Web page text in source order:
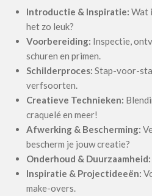
Introductie & Inspiratie: Wat
het zo leuk?
Voorbereiding: Inspectie,
schuren en primen.
Schilderproces: Stap-voor-
verfsoorten.
Creatieve Technieken:
craquelé en meer!
Afwerking & Bescherming:
bescherm je jouw creatie?
Onderhoud & Duurzaamheid:
Inspiratie & Projectideeën:
make-overs.